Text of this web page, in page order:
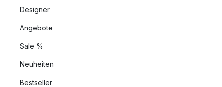
Designer
Angebote
Sale %
Neuheiten
Bestseller